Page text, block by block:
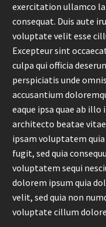
exercitation ullamco
consequat. Duis aute
voluptate velit esse
Excepteur sint
culpa qui officia
perspiciatis unde
accusantium
eaque ipsa quae ab
architecto beatae
ipsam voluptatem
fugit, sed quia
voluptatem sequi
dolorem ipsum quia
velit, sed quia non
voluptate cillum